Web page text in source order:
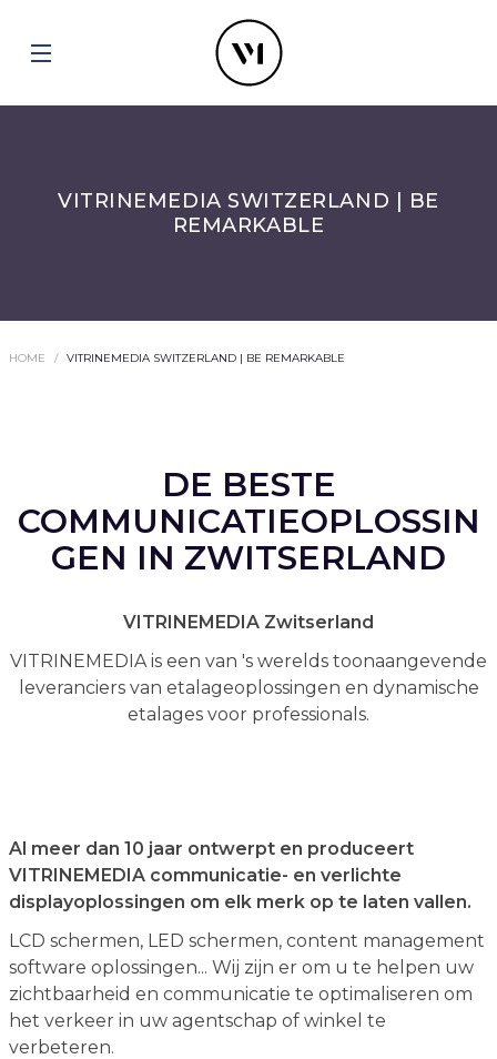
VITRINEMEDIA SWITZERLAND | BE
REMARKABLE
HOME VITRINEMEDIA SWITZERLAND | BE REMARKABLE
DE BESTE
COMMUNICATIEOPLOSSIN
GEN IN ZWITSERLAND
VITRINEMEDIA Zwitserland
VITRINEMEDIA is een van 's werelds toonaangevende
leveranciers van etalageoplossingen en dynamische
etalages voor professionals.
Al meer dan 10 jaar ontwerpt en produceert
VITRINEMEDIA communicatie- en verlichte
displayoplossingen om elk merk op te laten vallen.
LCD schermen, LED schermen, content management
software oplossingen... Wij zijn er om u te helpen uw
zichtbaarheid en communicatie te optimaliseren om
het verkeer in uw agentschap of winkel te
verbeteren.